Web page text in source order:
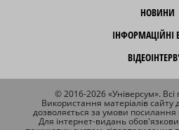
НОВИНИ
ІНФОРМАЦІЙНІ
© 2016-2026 «Універсум».
Використання матеріалів
дозволяється за умови
Для інтернет-видань